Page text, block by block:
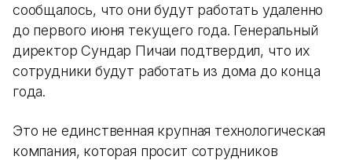
сообщалось, что они будут работать удаленно
до первого июня текущего года. Генеральный
директор Сундар Пичаи подтвердил, что их
сотрудники будут работать из дома до конца
года.
Это не единственная крупная технологическая
компания, которая просит сотрудников